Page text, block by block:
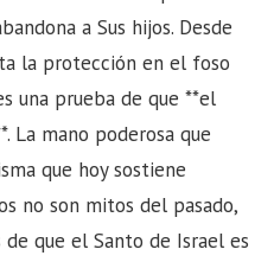
a Sus hijos. Desde
la protección en el foso
una prueba de que **el
La mano poderosa que
que hoy sostiene
no son mitos del pasado,
que el Santo de Israel es